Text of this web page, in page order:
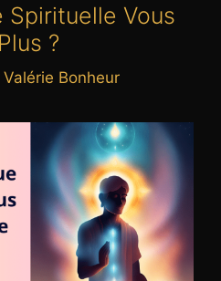
Spirituelle Vous
?
Valérie Bonheur